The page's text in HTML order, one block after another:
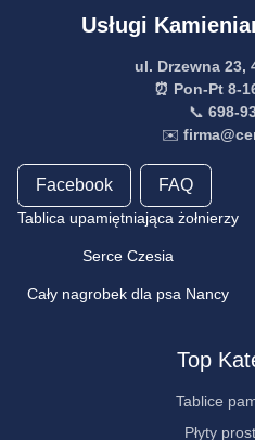
Usługi
ul. Drzewna 23,
⏰ Pon-Pt 8-
📞 698-
✉️
Facebook FAQ
Tablica upamiętniająca żołnierzy
Serce Czesia
Cały nagrobek dla psa Nancy
Top
Tablice
Płyty